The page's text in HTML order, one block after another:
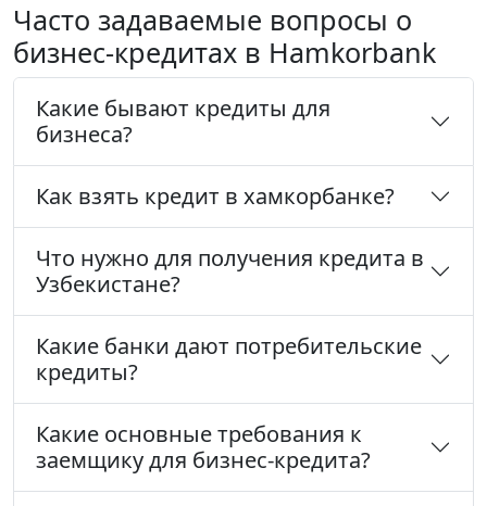
Часто задаваемые вопросы о
бизнес-кредитах в Hamkorbank
Какие бывают кредиты для
бизнеса?
Как взять кредит в хамкорбанке?
Что нужно для получения кредита в
Узбекистане?
Какие банки дают потребительские
кредиты?
Какие основные требования к
заемщику для бизнес-кредита?